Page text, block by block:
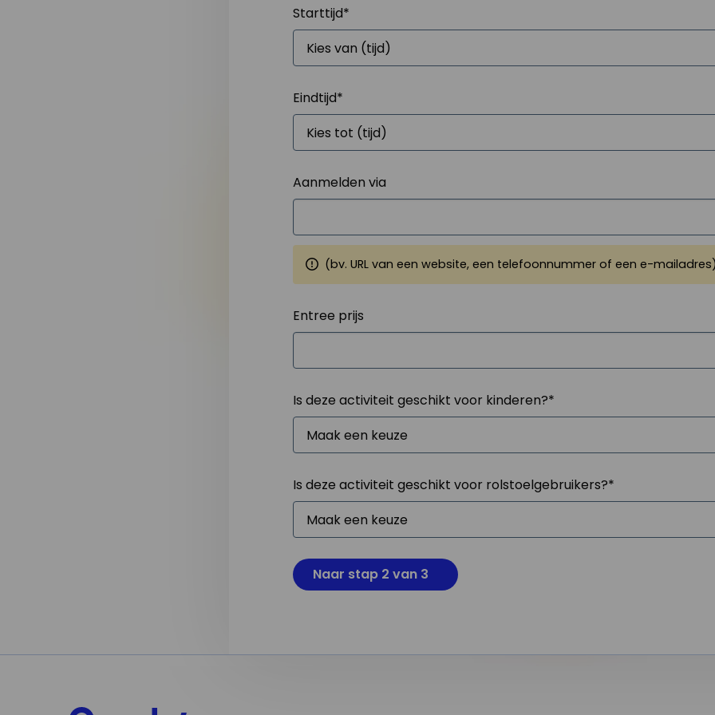
Starttijd*
Eindtijd*
Aanmelden via
(bv. URL van een website, een telefoonnummer of een e-
Entree prijs
Is deze activiteit geschikt voor kinderen?*
Is deze activiteit geschikt voor rolstoelgebruikers?*